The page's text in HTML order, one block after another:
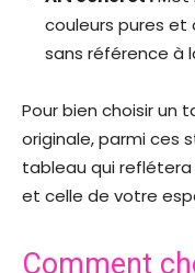
couleurs pures et
sans référence à
Pour bien choisir un
originale,parmi ces
tableau qui
et celle de votre
Comment